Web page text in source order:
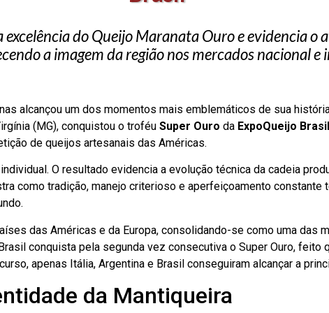
do Queijo Maranata Ouro e evidencia o
a imagem da região nos mercados nacional
alcançou um dos momentos mais emblemáticos de sua
(MG), conquistou o troféu Super Ouro da ExpoQueijo
de queijos artesanais das Américas.
O resultado evidencia a evolução técnica da cadeia
como tradição, manejo criterioso e aperfeiçoamento
das Américas e da Europa, consolidando-se como uma das
conquista pela segunda vez consecutiva o Super Ouro,
apenas Itália, Argentina e Brasil conseguiram alcançar a
da Mantiqueira